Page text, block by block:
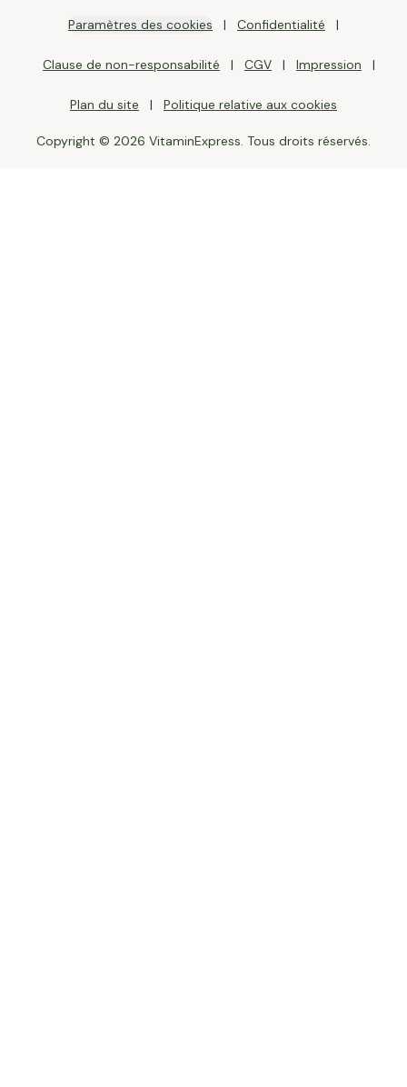
Paramètres des cookies Confidentialité
Clause de non-responsabilité CGV Impression
Plan du site Politique relative aux cookies
Copyright © 2026 VitaminExpress. Tous droits réservés.